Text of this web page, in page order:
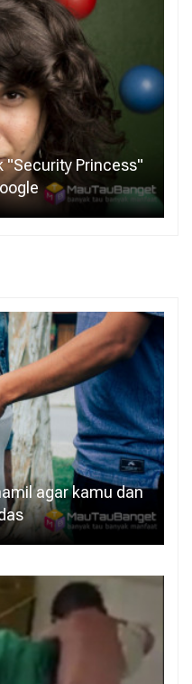
"Security Princess"
agar kamu dan